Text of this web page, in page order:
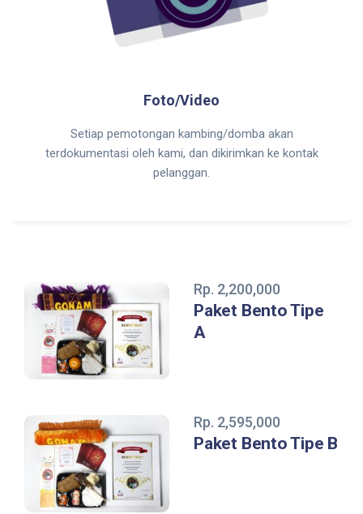
Foto/Video
Setiap pemotongan kambing/domba akan
terdokumentasi oleh kami, dan dikirimkan ke kontak
pelanggan.
Rp. 2,200,000
Paket Bento Tipe
A
Rp. 2,595,000
Paket Bento Tipe B